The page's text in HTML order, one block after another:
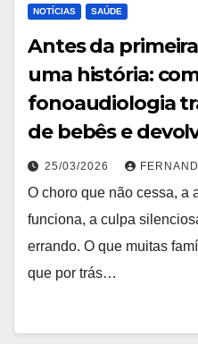
NOTÍCIAS SAÚDE
Antes da
uma história:
fonoaudiologia
de bebês e
25/03/2026
O choro que não cessa, a
funciona, a culpa
errando. O que muitas
que por trás…